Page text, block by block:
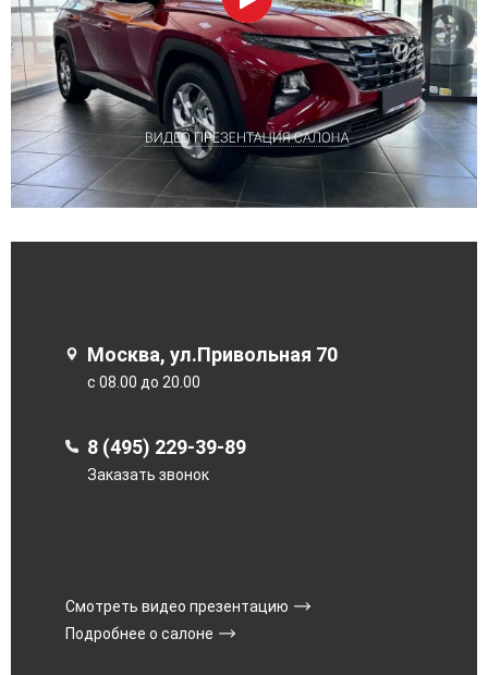
Москва, ул.Привольная 70
с 08.00 до 20.00
8 (495) 229-39-89
Заказать звонок
Смотреть видео презентацию
Подробнее о салоне